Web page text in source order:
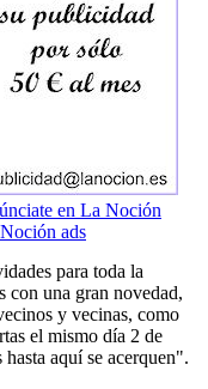
en La Noción
ads
para toda la
con una gran novedad,
y vecinas, como
el mismo día 2 de
aquí se acerquen".